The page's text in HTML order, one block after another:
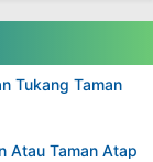
Tukang Taman
Atau Taman Atap